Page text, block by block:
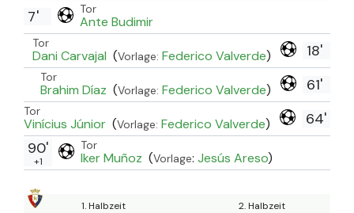
Tor
Ante Budimir
7'
18'
Tor
Dani Carvajal (Vorlage: Federico Valverde)
61'
Tor
Brahim Díaz (Vorlage: Federico Valverde)
64'
Tor
Vinícius Júnior (Vorlage: Federico Valverde)
Tor
Iker Muñoz (Vorlage: Jesús Areso)
90'
+1
1. Halbzeit 2. Halbzeit